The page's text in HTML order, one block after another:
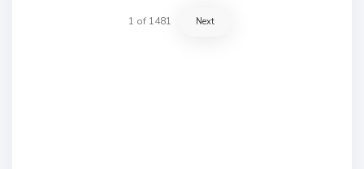
1 of 1481 Next